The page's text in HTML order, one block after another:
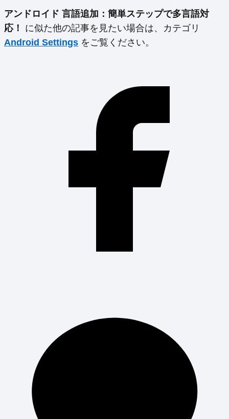
アンドロイド 言語追加：簡単ステップで多言語対
応！
に似た他の記事を見たい場合は、カテゴリ
Android Settings をご覧ください。